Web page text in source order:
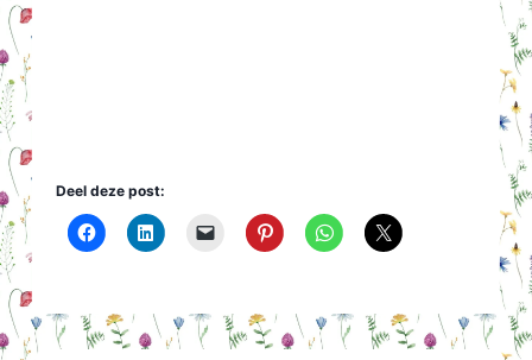
Deel deze post: